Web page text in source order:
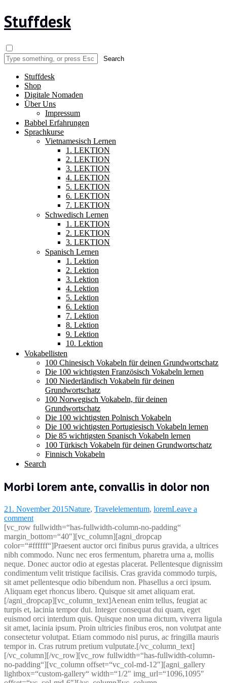
Stuffdesk
Stuffdesk
Shop
Digitale Nomaden
Über Uns
Impressum
Babbel Erfahrungen
Sprachkurse
Vietnamesisch Lernen
1. LEKTION
2. LEKTION
3. LEKTION
4. LEKTION
5. LEKTION
6. LEKTION
7. LEKTION
Schwedisch Lernen
1. LEKTION
2. LEKTION
3. LEKTION
Spanisch Lernen
1. Lektion
2. Lektion
3. Lektion
4. Lektion
5. Lektion
6. Lektion
7. Lektion
8. Lektion
9. Lektion
10. Lektion
Vokabellisten
100 Chinesisch Vokabeln für deinen Grundwortschatz
Die 100 wichtigsten Französisch Vokabeln lernen
100 Niederländisch Vokabeln für deinen
Grundwortschatz
100 Norwegisch Vokabeln, für deinen
Grundwortschatz
Die 100 wichtigsten Polnisch Vokabeln
Die 100 wichtigsten Portugiesisch Vokabeln lernen
Die 85 wichtigsten Spanisch Vokabeln lernen
100 Türkisch Vokabeln für deinen Grundwortschatz
Finnisch Vokabeln
Search
Morbi lorem ante, convallis in dolor non
21. November 2015Nature, Travelelementum, loremLeave a
comment
[vc_row fullwidth=“has-fullwidth-column-no-padding“
margin_bottom=“40″][vc_column][agni_dropcap
color=“#ffffff“]Praesent auctor orci finibus purus gravida, a ultrices
nibh commodo. Nunc nec eros fermentum, pharetra urna a, mollis
neque. Donec auctor odio at egestas placerat. Pellentesque dignissim
condimentum velit tristique facilisis. Cras gravida commodo turpis,
sit amet pellentesque odio bibendum non. Phasellus a orci ipsum.
Aliquam eget rhoncus libero. Quisque sit amet aliquam erat.
[/agni_dropcap][vc_column_text]Aenean enim tellus, feugiat ac
turpis et, lacinia tempor dui. Integer consequat dui quam, eget
euismod orci interdum quis. Quisque non urna dictum, viverra ligula
sit amet, lacinia ipsum. Proin ultricies finibus eros, non volutpat ante
consectetur volutpat. Etiam commodo nisl purus, ac fringilla mauris
tempor in. Cras rutrum pretium vulputate.[/vc_column_text]
[/vc_column][/vc_row][vc_row fullwidth=“has-fullwidth-column-
no-padding“][vc_column offset=“vc_col-md-12″][agni_gallery
lightbox=“custom-gallery“ width=“1/2″ img_url=“1096,1095″